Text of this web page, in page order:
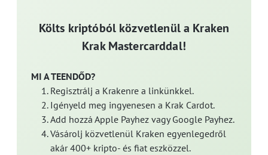
Költs kriptóból közvetlenül a Kraken
Krak Mastercarddal!
MI A TEENDŐD?
Regisztrálj a Krakenre a linkünkkel.
Igényeld meg ingyenesen a Krak Cardot.
Add hozzá Apple Payhez vagy Google Payhez.
Vásárolj közvetlenül Kraken egyenlegedről
akár 400+ kripto- és fiat eszközzel.